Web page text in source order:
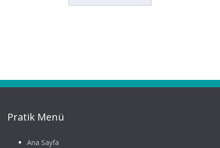
Pratik Menü
Ana Sayfa